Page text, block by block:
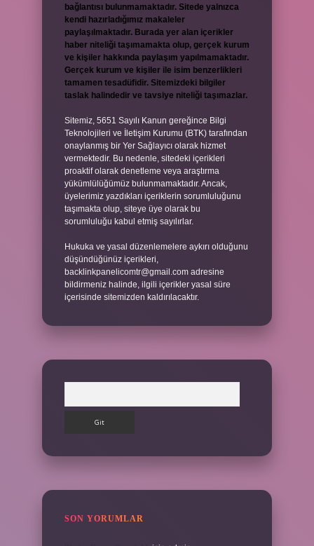
bağlantısı bulunmamaktadır. Sitede yalnızca
kendi hazırladığımız makaleler
paylaşılmaktadır. Burada yer alan içerikler
haber niteliği taşımamakta olup, gerçek kurum
ve kişiler hakkında paylaşım yapılmamaktadır.
Gerçek kurum ve kişiler ile isim benzerlikleri
tamamen tesadüfidir. Sitemizdeki bilgiler
taslak halindedir ve tavsiye niteliği taşımazlar.
Sitemiz, 5651 Sayılı Kanun gereğince Bilgi
Teknolojileri ve İletişim Kurumu (BTK) tarafından
onaylanmış bir Yer Sağlayıcı olarak hizmet
vermektedir. Bu nedenle, sitedeki içerikleri
proaktif olarak denetleme veya araştırma
yükümlülüğümüz bulunmamaktadır. Ancak,
üyelerimiz yazdıkları içeriklerin sorumluluğunu
taşımakta olup, siteye üye olarak bu
sorumluluğu kabul etmiş sayılırlar.
Hukuka ve yasal düzenlemelere aykırı olduğunu
düşündüğünüz içerikleri,
backlinkpanelicomtr@gmail.com adresine
bildirmeniz halinde, ilgili içerikler yasal süre
içerisinde sitemizden kaldırılacaktır.
SON YORUMLAR